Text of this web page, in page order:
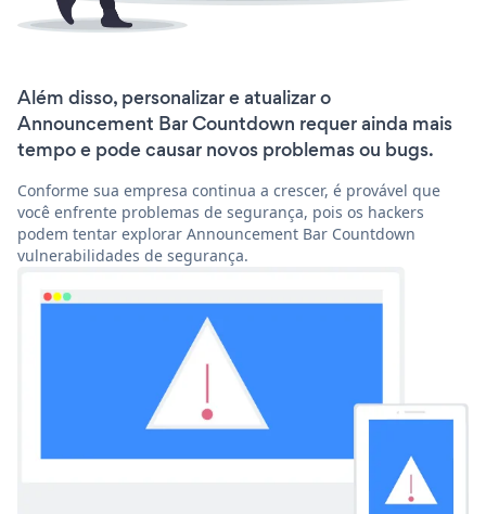
Além disso, personalizar e atualizar o
Announcement Bar Countdown requer ainda mais
tempo e pode causar novos problemas ou bugs.
Conforme sua empresa continua a crescer, é provável que
você enfrente problemas de segurança, pois os hackers
podem tentar explorar Announcement Bar Countdown
vulnerabilidades de segurança.